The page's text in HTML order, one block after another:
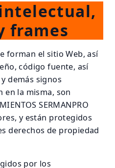
frames
forman el sitio Web, así
código fuente, así
demás signos
en la misma, son
SERMANPRO
y están protegidos
derechos de propiedad
por los